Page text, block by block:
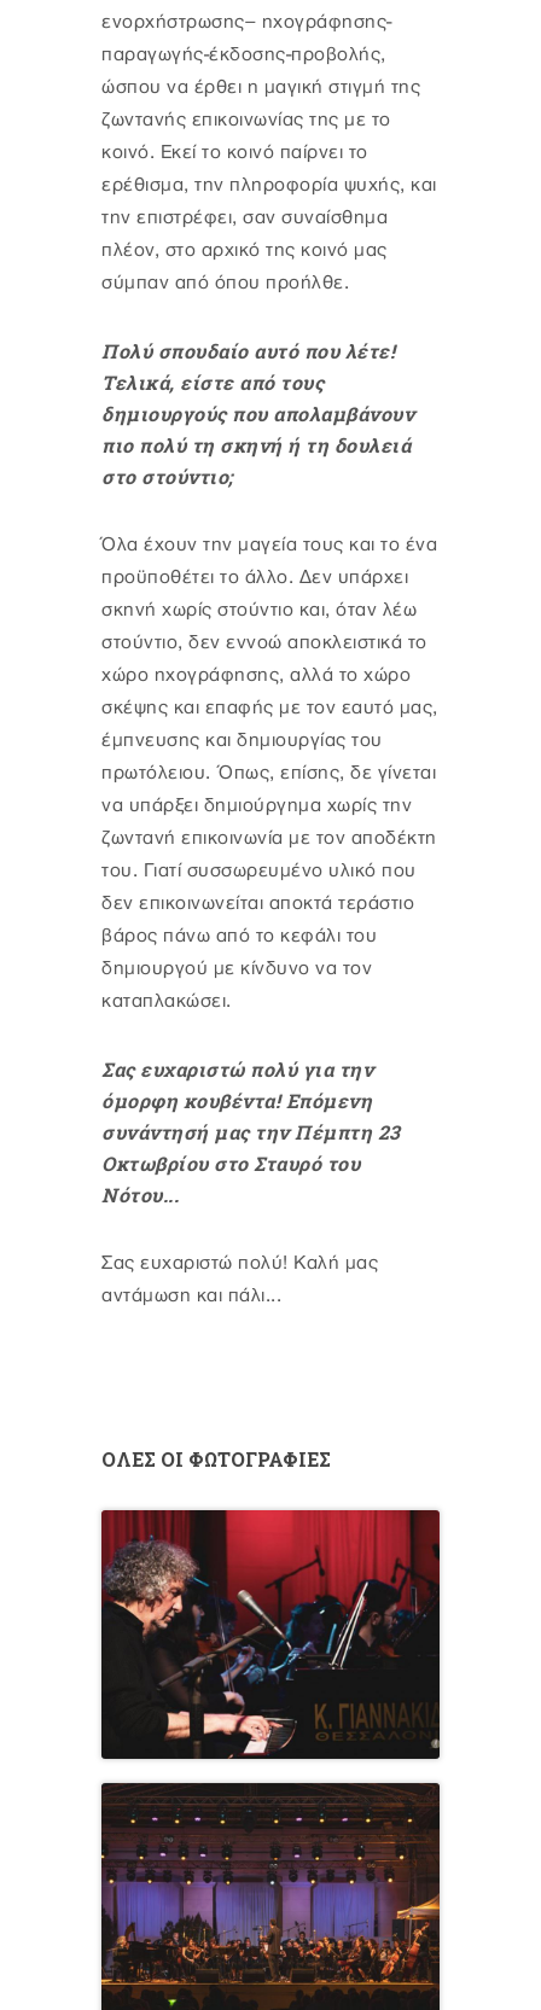
ενορχήστρωσης– ηχογράφησης-
παραγωγής-έκδοσης-προβολής,
ώσπου να έρθει η μαγική στιγμή της
ζωντανής επικοινωνίας της με το
κοινό. Εκεί το κοινό παίρνει το
ερέθισμα, την πληροφορία ψυχής, και
την επιστρέφει, σαν συναίσθημα
πλέον, στο αρχικό της κοινό μας
σύμπαν από όπου προήλθε.
Πολύ σπουδαίο αυτό που λέτε!
Τελικά, είστε από τους
δημιουργούς που απολαμβάνουν
πιο πολύ τη σκηνή ή τη δουλειά
στο στούντιο;
Όλα έχουν την μαγεία τους και το ένα
προϋποθέτει το άλλο. Δεν υπάρχει
σκηνή χωρίς στούντιο και, όταν λέω
στούντιο, δεν εννοώ αποκλειστικά το
χώρο ηχογράφησης, αλλά το χώρο
σκέψης και επαφής με τον εαυτό μας,
έμπνευσης και δημιουργίας του
πρωτόλειου. Όπως, επίσης, δε γίνεται
να υπάρξει δημιούργημα χωρίς την
ζωντανή επικοινωνία με τον αποδέκτη
του. Γιατί συσσωρευμένο υλικό που
δεν επικοινωνείται αποκτά τεράστιο
βάρος πάνω από το κεφάλι του
δημιουργού με κίνδυνο να τον
καταπλακώσει.
Σας ευχαριστώ πολύ για την
όμορφη κουβέντα! Επόμενη
συνάντησή μας την Πέμπτη 23
Οκτωβρίου στο Σταυρό του
Νότου...
Σας ευχαριστώ πολύ! Καλή μας
αντάμωση και πάλι...
ΟΛΕΣ ΟΙ ΦΩΤΟΓΡΑΦΙΕΣ